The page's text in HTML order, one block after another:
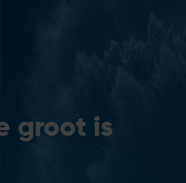
groot is